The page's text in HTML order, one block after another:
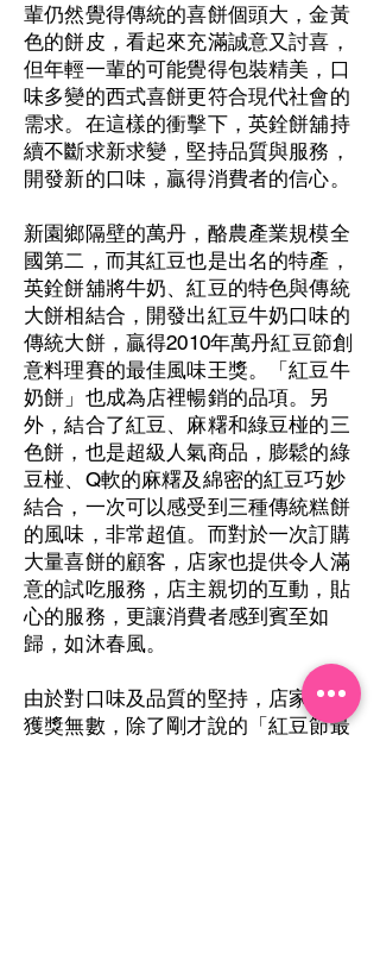
輩仍然覺得傳統的喜餅個頭大，金黃
色的餅皮，看起來充滿誠意又討喜，
但年輕一輩的可能覺得包裝精美，口
味多變的西式喜餅更符合現代社會的
需求。在這樣的衝擊下，英銓餅舖持
續不斷求新求變，堅持品質與服務，
開發新的口味，贏得消費者的信心。
新園鄉隔壁的萬丹，酪農產業規模全
國第二，而其紅豆也是出名的特產，
英銓餅舖將牛奶、紅豆的特色與傳統
大餅相結合，開發出紅豆牛奶口味的
傳統大餅，贏得2010年萬丹紅豆節創
意料理賽的最佳風味王獎。「紅豆牛
奶餅」也成為店裡暢銷的品項。另
外，結合了紅豆、麻糬和綠豆椪的三
色餅，也是超級人氣商品，膨鬆的綠
豆椪、Q軟的麻糬及綿密的紅豆巧妙
結合，一次可以感受到三種傳統糕餅
的風味，非常超值。而對於一次訂購
大量喜餅的顧客，店家也提供令人滿
意的試吃服務，店主親切的互動，貼
心的服務，更讓消費者感到賓至如
歸，如沐春風。
由於對口味及品質的堅持，店家也是
獲獎無數，除了剛才說的「紅豆節最